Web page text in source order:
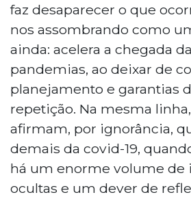
faz desaparecer o que
nos assombrando como
ainda: acelera a chegada
pandemias, ao deixar de
planejamento e garantias
repetição. Na mesma
afirmam, por ignorância,
demais da covid-19,
há um enorme volume de
ocultas e um dever de